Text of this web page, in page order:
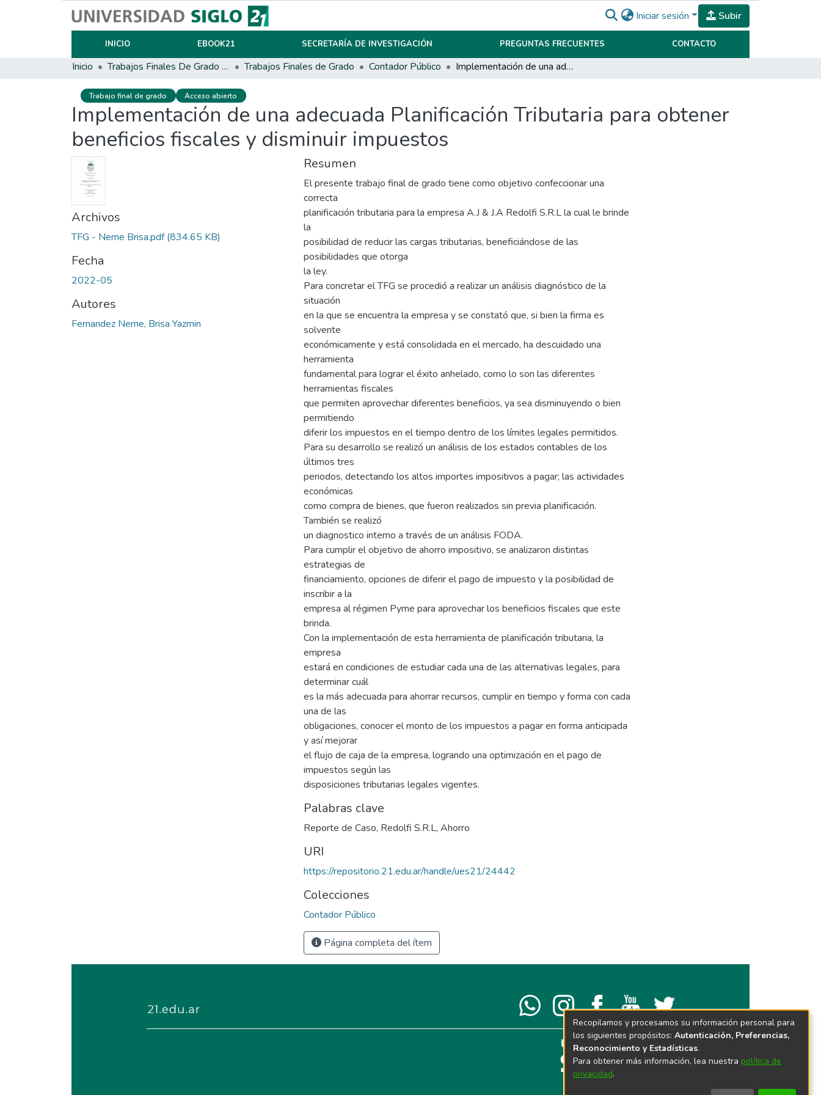
Iniciar sesión Subir
INICIO EBOOK21 SECRETARÍA DE INVESTIGACIÓN PREGUNTAS FRECUENTES CONTACTO
Inicio Trabajos Finales De Grado Y Posgrado Trabajos Finales de Grado Contador Público Implementación de una adecuada Planificación Tributaria para obtener beneficios fiscales y disminuir impuestos
Trabajo final de grado Acceso abierto
Implementación de una adecuada Planificación Tributaria para obtener
beneficios fiscales y disminuir impuestos
Archivos
TFG - Neme Brisa.pdf(834.65 KB)
Fecha
2022-05
Autores
Fernandez Neme, Brisa Yazmin
Resumen
El presente trabajo final de grado tiene como objetivo confeccionar una
correcta
planificación tributaria para la empresa A.J & J.A Redolfi S.R.L la cual le brinde
la
posibilidad de reducir las cargas tributarias, beneficiándose de las
posibilidades que otorga
la ley.
Para concretar el TFG se procedió a realizar un análisis diagnóstico de la
situación
en la que se encuentra la empresa y se constató que, si bien la firma es
solvente
económicamente y está consolidada en el mercado, ha descuidado una
herramienta
fundamental para lograr el éxito anhelado, como lo son las diferentes
herramientas fiscales
que permiten aprovechar diferentes beneficios, ya sea disminuyendo o bien
permitiendo
diferir los impuestos en el tiempo dentro de los límites legales permitidos.
Para su desarrollo se realizó un análisis de los estados contables de los
últimos tres
periodos, detectando los altos importes impositivos a pagar; las actividades
económicas
como compra de bienes, que fueron realizados sin previa planificación.
También se realizó
un diagnostico interno a través de un análisis FODA.
Para cumplir el objetivo de ahorro impositivo, se analizaron distintas
estrategias de
financiamiento, opciones de diferir el pago de impuesto y la posibilidad de
inscribir a la
empresa al régimen Pyme para aprovechar los beneficios fiscales que este
brinda.
Con la implementación de esta herramienta de planificación tributaria, la
empresa
estará en condiciones de estudiar cada una de las alternativas legales, para
determinar cuál
es la más adecuada para ahorrar recursos, cumplir en tiempo y forma con cada
una de las
obligaciones, conocer el monto de los impuestos a pagar en forma anticipada
y así mejorar
el flujo de caja de la empresa, logrando una optimización en el pago de
impuestos según las
disposiciones tributarias legales vigentes.
Palabras clave
Reporte de Caso, Redolfi S.R.L, Ahorro
URI
https://repositorio.21.edu.ar/handle/ues21/24442
Colecciones
Contador Público
Página completa del ítem
Recopilamos y procesamos su información personal para
los siguientes propósitos: Autenticación, Preferencias,
Reconocimiento y Estadísticas.
Para obtener más información, lea nuestra política de
privacidad.